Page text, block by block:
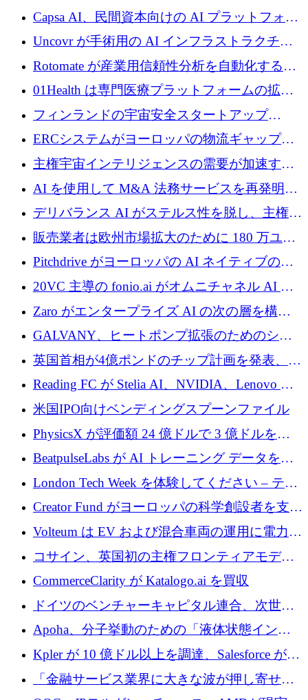
ブ ロボティクス プラットフォームを拡張する
ためにシリーズ C で最大 14 億ドルを確保
Capsa AI、民間資本向けの AI プラットフォー
ムを拡大するために 1,800 万ドルを調達
Uncovr が手術用の AI インフラストラクチャ
を構築するために 700 万ドルを調達
Rotomate が産業用信頼性分析を自動化するた
めに 210 万ユーロを調達
01Health は専門医療プラットフォームの拡大
に 1,500 万ドルを確保
フィンランドの宇宙安全スタートアップ
Aavuus が、スペースデブリ追跡に取り組むプ
ERCシステムがヨーロッパの物流ギャップを
埋めるために設計された重量物運搬用eVTOL
であるVictorを発表
主権宇宙インテリジェンスの需要が加速する
中、ICEYEは評価額100億ユーロ以上で4億
5,000万ユーロを調達
AI を使用して M&A 法務サービスを再発明す
るために 110 万ユーロを適切に確保
デリバランス AI がステルス性を脱し、主権の
あるエンタープライズ AI を強化
販売業者は欧州市場拡大のために 180 万ユー
ロを確保
Pitchdrive がヨーロッパの AI ネイティブの創
業者を支援するために 6,000 万ユーロを調達
20VC 主導の fonio.ai がオムニチャネル AI プ
ラットフォームのために 1,700 万ドルを調達
Zaro がエンタープライズ AI の次の層を構築
するために 510 万ドルを獲得
GALVANY、ヒートポンプ拡張のためのシー
ドラウンドで1,000万ユーロを確保
英国首相が4億ポンドのチップ計画を発表、英
国の新興企業は「ここで拡大」し「ここに留
まる」
Reading FC が Stelia AI、NVIDIA、Lenovo と
協力して AI Center of Excellence を立ち上げ
米国IPO向けベンディングスプーンファイル
PhysicsX が評価額 24 億ドルで 3 億ドルを調
達
BeatpulseLabs が AI トレーニング データを拡
張するために 180 万ドルのプレシードを調達
London Tech Week を体験してください – テク
ノロジーがヨーロッパのイノベーションの未
来を形作る場所
Creator Fund がヨーロッパの科学創設者を支援
するために 5,600 万ドルを調達
Volteum は EV および混合車両の運用に電力を
供給するために 250 万ユーロを寄付
コサイン、英国初の主権フロンティアモデル
で業界の支援を確保
CommerceClarity が Katalogo.ai を買収
ドイツのベンチャーキャピタル連合、次世代
スタートアップの成長に向けて機関投資家へ
の資本シフトを呼びかけ
Apoha、分子挙動のための「液体状態インテ
リジェンス」を構築するために3,600万ドルを
かけてステルス状態から出現
Kpler が 10 億ドル以上を調達、Salesforce が
Contentful を買収、Built in Europe キャンペー
ンを開始
「金融サービス業界に大きな波が押し寄せて
いる」と「欧州初のAIネイティブ銀行」のボ